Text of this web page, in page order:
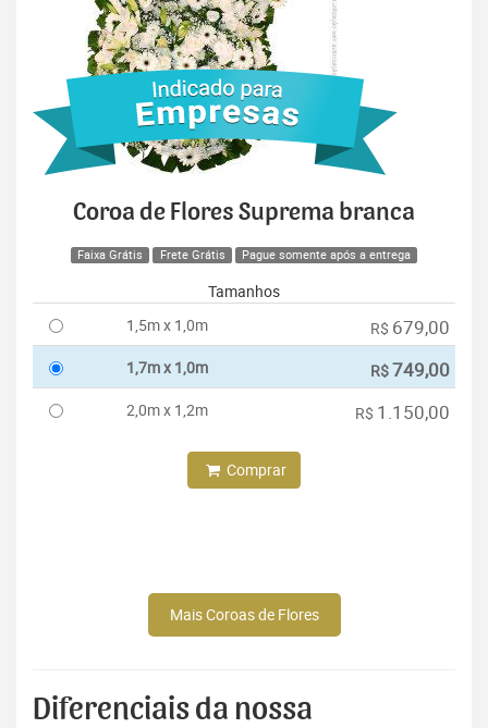
Coroa de Flores Suprema branca
Faixa Grátis Frete Grátis Pague somente após a entrega
Tamanhos
1,5m x 1,0m
R$ 679,00
1,7m x 1,0m R$749,00
2,0m x 1,2m R$ 1.150,00
Comprar
Mais Coroas de Flores
Diferenciais da nossa